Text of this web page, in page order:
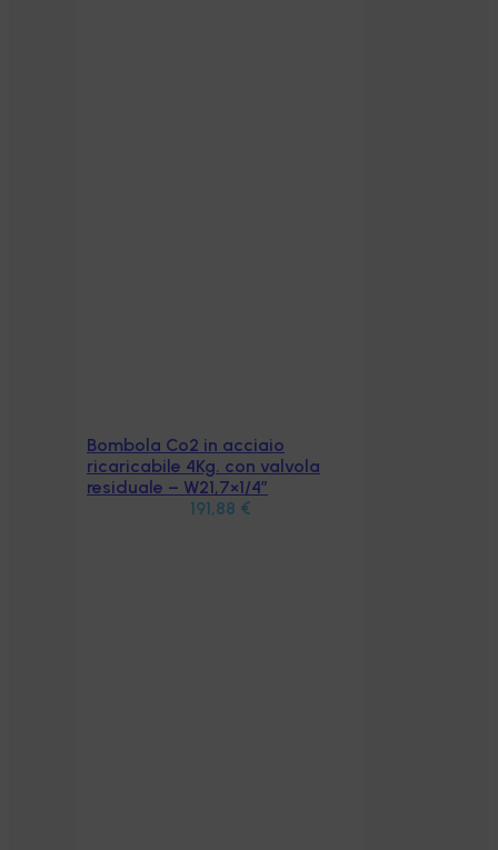
Aggiungi al carrello
Bombola Co2 in acciaio
ricaricabile 4Kg. con valvola
residuale – W21,7×1/4″
191,88 €